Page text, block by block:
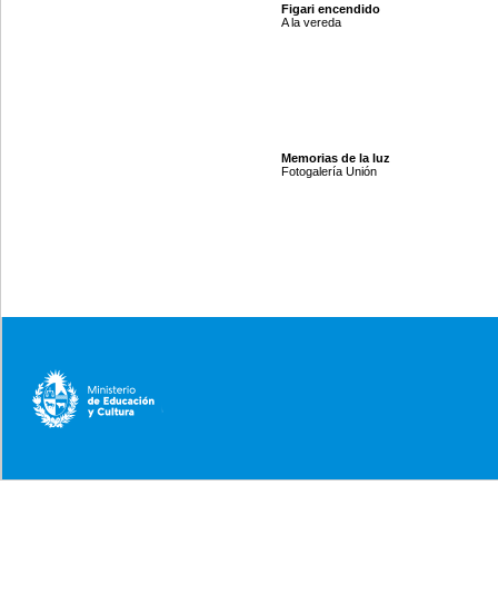
Figari encendido
A la vereda
Memorias de la luz
Fotogalería Unión